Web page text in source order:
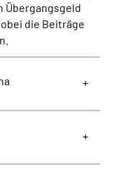
Übergangsgeld
die Beiträge